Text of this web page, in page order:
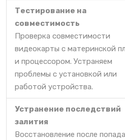
Тестирование на
совместимость
Проверка совместимости
видеокарты с материнской
и процессором. Устраняем
проблемы с установкой или
работой устройства.
Устранение последствий
залития
Восстановление после